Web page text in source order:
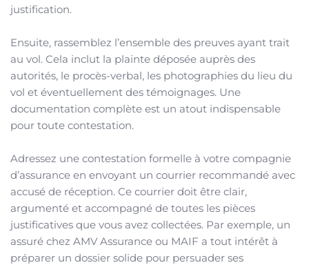
justification.
Ensuite, rassemblez l’ensemble des preuves ayant trait
au vol. Cela inclut la plainte déposée auprès des
autorités, le procès-verbal, les photographies du lieu du
vol et éventuellement des témoignages. Une
documentation complète est un atout indispensable
pour toute contestation.
Adressez une contestation formelle à votre compagnie
d’assurance en envoyant un courrier recommandé avec
accusé de réception. Ce courrier doit être clair,
argumenté et accompagné de toutes les pièces
justificatives que vous avez collectées. Par exemple, un
assuré chez AMV Assurance ou MAIF a tout intérêt à
préparer un dossier solide pour persuader ses